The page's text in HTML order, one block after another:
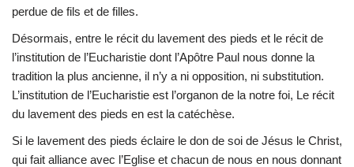
perdue de fils et de filles.
Désormais, entre le récit du lavement des pieds et le récit de
l’institution de l’Eucharistie dont l’Apôtre Paul nous donne la
tradition la plus ancienne, il n’y a ni opposition, ni substitution.
L’institution de l’Eucharistie est l’organon de la notre foi, Le récit
du lavement des pieds en est la catéchèse.
Si le lavement des pieds éclaire le don de soi de Jésus le Christ,
qui fait alliance avec l’Eglise et chacun de nous en nous donnant